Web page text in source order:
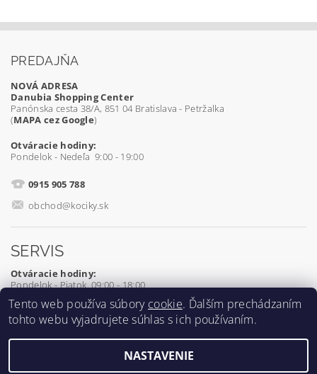
PREDAJŇA
NOVÁ ADRESA
Danubia Shopping Center
Panónska cesta 38/A, 851 04 Bratislava - Petržalka
(MAPA cez Google)
Otváracie hodiny:
Pondelok - Nedeľa 9:00 - 19:00
0915 905 788
obchod@kociky.sk
SERVIS
Otváracie hodiny:
Pondelok - Piatok 09:00 - 18:00
0905 539 927
Tento web používa súbory cookie. Ďalším prechádzaním
tohto webu vyjadrujete súhlas s ich používaním.
NASTAVENIE